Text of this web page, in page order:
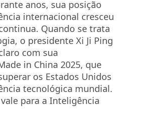
anos, sua posição
internacional cresceu
Quando se trata
o presidente Xi Ji Ping
com sua
in China 2025, que
os Estados Unidos
tecnológica mundial.
para a Inteligência